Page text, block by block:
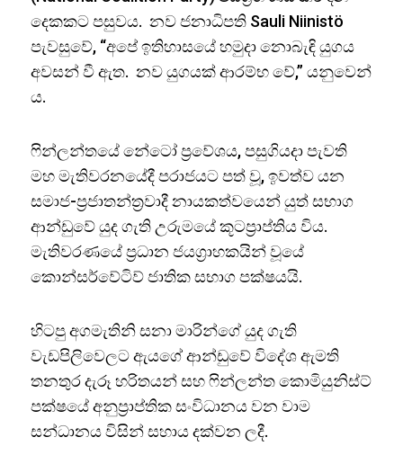
දෙකකට පසුවය. නව ජනාධිපති Sauli Niinistö
පැවසුවේ, “අපේ ඉතිහාසයේ හමුදා නොබැඳි යුගය
අවසන් වී ඇත. නව යුගයක් ආරම්භ වේ,” යනුවෙන්
ය.
ෆින්ලන්තයේ නේටෝ ප්‍රවේශය, පසුගියදා පැවති
මහ මැතිවරනයේදී පරාජයට පත් වූ, ඉවත්ව යන
සමාජ-ප්‍රජාතන්ත්‍රවාදී නායකත්වයෙන් යුත් සභාග
ආන්ඩුවේ යුද ගැති උරුමයේ කූටප්‍රාප්තිය විය.
මැතිවරණයේ ප්‍රධාන ජයග්‍රාහකයින් වූයේ
කොන්සර්වේටිව් ජාතික සභාග පක්ෂයයි.
හිටපු අගමැතිනි සනා මාරින්ගේ යුද ගැති
වැඩපිලිවෙලට ඇයගේ ආන්ඩුවේ විදේශ ඇමති
තනතුර දැරූ හරිතයන් සහ ෆින්ලන්ත කොමියුනිස්ට්
පක්ෂයේ අනුප්‍රාප්තික සංවිධානය වන වාම
සන්ධානය විසින් සහාය දක්වන ලදී.